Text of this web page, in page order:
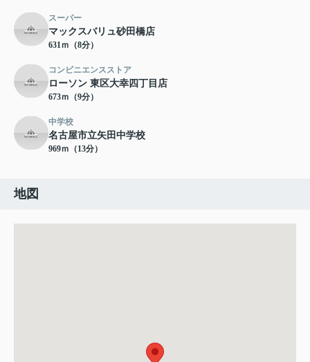
スーパー
マックスバリュ砂田橋店
631ｍ（8分）
コンビニエンスストア
ローソン 東区大幸四丁目店
673ｍ（9分）
中学校
名古屋市立矢田中学校
969ｍ（13分）
地図